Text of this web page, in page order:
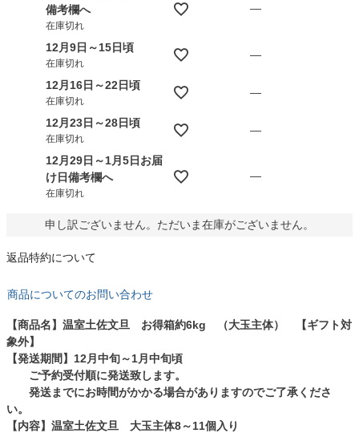
備考欄へ
在庫切れ
—
12月9日～15日頃
在庫切れ
—
12月16日～22日頃
在庫切れ
—
12月23日～28日頃
在庫切れ
—
12月29日～1月5日お届
け日備考欄へ
在庫切れ
—
申し訳ございません。ただいま在庫がございません。
返品特約について
商品についてのお問い合わせ
【商品名】温室土佐文旦 お得箱約6kg （大玉主体） 【ギフト対
象外】
【発送期間】12月中旬～1月中旬頃
ご予約受付順に発送致します。
発送までにお時間がかかる場合がありますのでご了承くださ
い。
【内容】温室土佐文旦 大玉主体8～11個入り